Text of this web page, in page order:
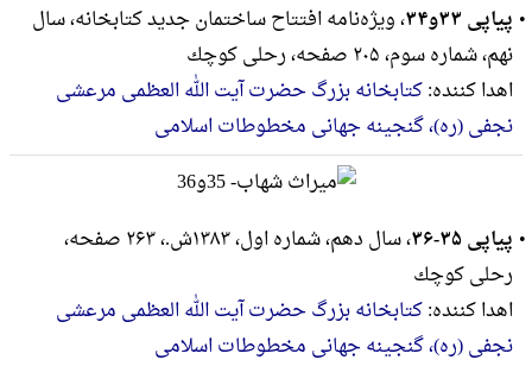
پیاپی ۳۳و۳۴
، ویژه‌نامه افتتاح ساختمان جدید کتابخانه، سال
نهم، شماره سوم، ۲۰۵ صفحه، رحلى كوچك
اهدا کننده:کتابخانه بزرگ حضرت آیت الله العظمی مرعشی
نجفی (ره)، گنجینه جهانی مخطوطات اسلامی
پیاپی ۳۵-۳۶
، سال دهم، شماره اول، ۱۳۸۳ش.، ۲۶۳ صفحه،
رحلى كوچك
اهدا کننده:کتابخانه بزرگ حضرت آیت الله العظمی مرعشی
نجفی (ره)، گنجینه جهانی مخطوطات اسلامی